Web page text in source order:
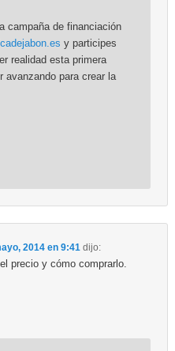
campaña de financiación
y participes
realidad esta primera
avanzando para crear la
2014 en 9:41 dijo:
precio y cómo comprarlo.